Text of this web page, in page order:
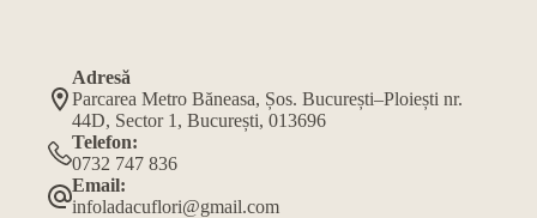
Adresă
Parcarea Metro Băneasa, Șos. București–Ploiești nr.
44D, Sector 1, București, 013696
Telefon:
0732 747 836
Email:
infoladacuflori@gmail.com